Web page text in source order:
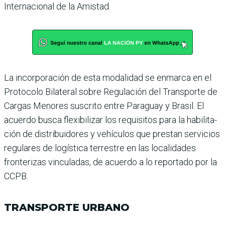
Internacional de la Amistad.
La incorporación de esta moda­lidad se enmarca en el
Protocolo Bilateral sobre Regulación del Transporte de
Cargas Menores suscrito entre Paraguay y Bra­sil. El
acuerdo busca flexibilizar los requisitos para la habilita­
ción de distribuidores y vehícu­los que prestan servicios
regu­lares de logística terrestre en las localidades
fronterizas vincula­das, de acuerdo a lo reportado por la
CCPB.
TRANSPORTE URBANO